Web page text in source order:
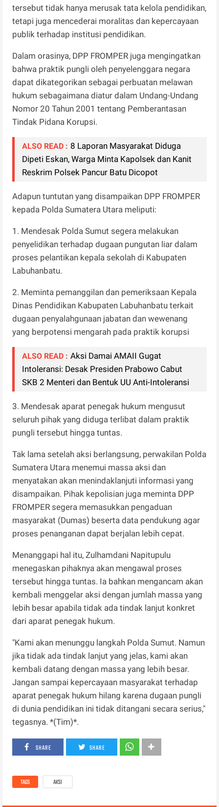
tersebut tidak hanya merusak tata kelola pendidikan,
tetapi juga mencederai moralitas dan kepercayaan
publik terhadap institusi pendidikan.
Dalam orasinya, DPP FROMPER juga mengingatkan
bahwa praktik pungli oleh penyelenggara negara
dapat dikategorikan sebagai perbuatan melawan
hukum sebagaimana diatur dalam Undang-Undang
Nomor 20 Tahun 2001 tentang Pemberantasan
Tindak Pidana Korupsi.
ALSO READ : 8 Laporan Masyarakat Diduga
Dipeti Eskan, Warga Minta Kapolsek dan Kanit
Reskrim Polsek Pancur Batu Dicopot
Adapun tuntutan yang disampaikan DPP FROMPER
kepada Polda Sumatera Utara meliputi:
1. Mendesak Polda Sumut segera melakukan
penyelidikan terhadap dugaan pungutan liar dalam
proses pelantikan kepala sekolah di Kabupaten
Labuhanbatu.
2. Meminta pemanggilan dan pemeriksaan Kepala
Dinas Pendidikan Kabupaten Labuhanbatu terkait
dugaan penyalahgunaan jabatan dan wewenang
yang berpotensi mengarah pada praktik korupsi
ALSO READ : Aksi Damai AMAII Gugat
Intoleransi: Desak Presiden Prabowo Cabut
SKB 2 Menteri dan Bentuk UU Anti-Intoleransi
3. Mendesak aparat penegak hukum mengusut
seluruh pihak yang diduga terlibat dalam praktik
pungli tersebut hingga tuntas.
Tak lama setelah aksi berlangsung, perwakilan Polda
Sumatera Utara menemui massa aksi dan
menyatakan akan menindaklanjuti informasi yang
disampaikan. Pihak kepolisian juga meminta DPP
FROMPER segera memasukkan pengaduan
masyarakat (Dumas) beserta data pendukung agar
proses penanganan dapat berjalan lebih cepat.
Menanggapi hal itu, Zulhamdani Napitupulu
menegaskan pihaknya akan mengawal proses
tersebut hingga tuntas. Ia bahkan mengancam akan
kembali menggelar aksi dengan jumlah massa yang
lebih besar apabila tidak ada tindak lanjut konkret
dari aparat penegak hukum.
"Kami akan menunggu langkah Polda Sumut. Namun
jika tidak ada tindak lanjut yang jelas, kami akan
kembali datang dengan massa yang lebih besar.
Jangan sampai kepercayaan masyarakat terhadap
aparat penegak hukum hilang karena dugaan pungli
di dunia pendidikan ini tidak ditangani secara serius,"
tegasnya. *(Tim)*.
SHARE SHARE
TAGS AKSI